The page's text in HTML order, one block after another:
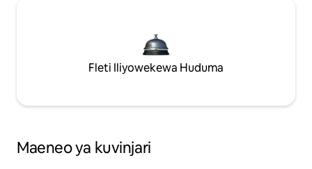
Fleti Iliyowekewa Huduma
Maeneo ya kuvinjari